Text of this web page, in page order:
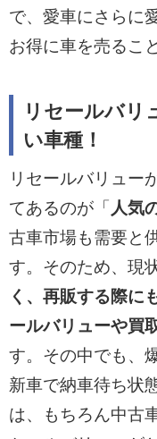
で、愛車にさらに
お得に車を売るこ
リセールバリ
い車種！
リセールバリュー
てあるのが「 人気
古車市場も需要と
す。そのため、現
く、再販する際に
ールバリューや買
す。その中でも、
新車で納車待ち状
は、もちろん中古